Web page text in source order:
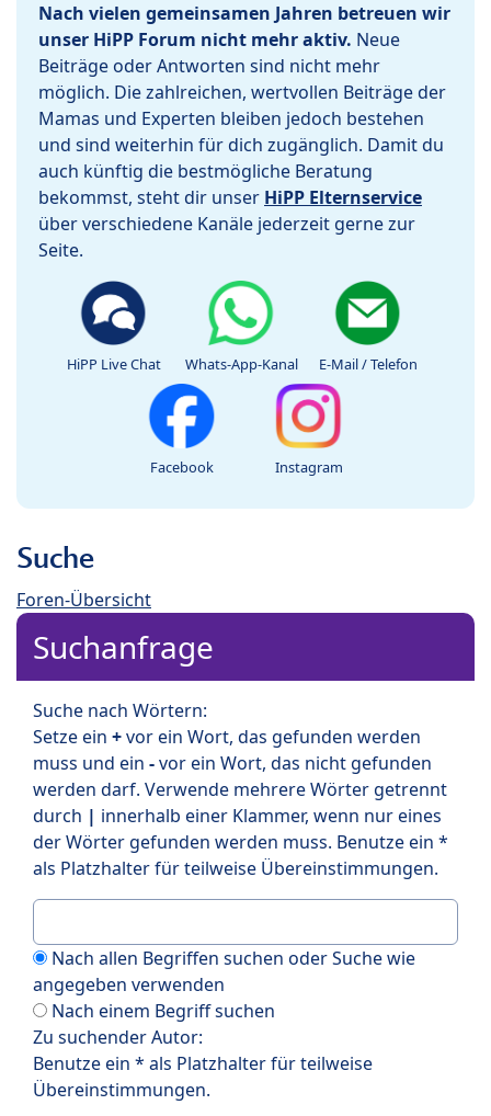
Nach vielen gemeinsamen Jahren betreuen wir
unser HiPP Forum nicht mehr aktiv. Neue
Beiträge oder Antworten sind nicht mehr
möglich. Die zahlreichen, wertvollen Beiträge der
Mamas und Experten bleiben jedoch bestehen
und sind weiterhin für dich zugänglich. Damit du
auch künftig die bestmögliche Beratung
bekommst, steht dir unser HiPP Elternservice
über verschiedene Kanäle jederzeit gerne zur
Seite.
HiPP Live Chat Whats-App-Kanal E-Mail / Telefon
Facebook Instagram
Suche
Foren-Übersicht
Suchanfrage
Suche nach Wörtern:
Setze ein +vor ein Wort, das gefunden werden
muss und ein -vor ein Wort, das nicht gefunden
werden darf. Verwende mehrere Wörter getrennt
durch | innerhalb einer Klammer, wenn nur eines
der Wörter gefunden werden muss. Benutze ein *
als Platzhalter für teilweise Übereinstimmungen.
Nach allen Begriffen suchen oder Suche wie
angegeben verwenden
Nach einem Begriff suchen
Zu suchender Autor:
Benutze ein * als Platzhalter für teilweise
Übereinstimmungen.